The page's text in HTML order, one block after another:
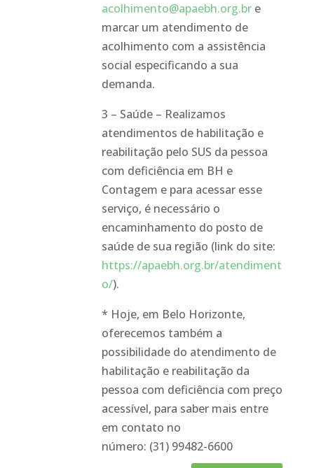
acolhimento@apaebh.org.bre
marcar um atendimento de
acolhimento com a assistência
social especificando a sua
demanda.
3 – Saúde – Realizamos
atendimentos de habilitação e
reabilitação pelo SUS da pessoa
com deficiência em BH e
Contagem e para acessar esse
serviço, é necessário o
encaminhamento do posto de
saúde de sua região (link do site:
https://apaebh.org.br/atendiment
o/).
* Hoje, em Belo Horizonte,
oferecemos também a
possibilidade do atendimento de
habilitação e reabilitação da
pessoa com deficiência com preço
acessível, para saber mais entre
em contato no
número: (31) 99482-6600